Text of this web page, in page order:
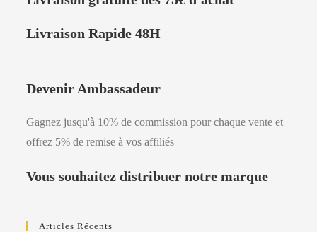
Livraison Rapide 48H
Devenir Ambassadeur
Gagnez jusqu'à 10% de commission pour chaque vente et
offrez 5% de remise à vos affiliés
Vous souhaitez distribuer notre marque
Articles Récents